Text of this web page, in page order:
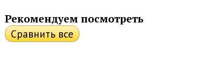
Рекомендуем посмотреть